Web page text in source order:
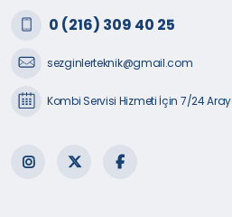
0 (216) 309 40 25
sezginlerteknik@gmail.com
Kombi Servisi Hizmeti İçin 7/24